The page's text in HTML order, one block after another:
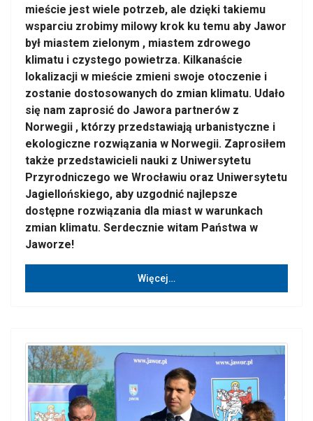
mieście jest wiele potrzeb, ale dzięki takiemu
wsparciu zrobimy milowy krok ku temu aby Jawor
był miastem zielonym , miastem zdrowego
klimatu i czystego powietrza. Kilkanaście
lokalizacji w mieście zmieni swoje otoczenie i
zostanie dostosowanych do zmian klimatu. Udało
się nam zaprosić do Jawora partnerów z
Norwegii , którzy przedstawiają urbanistyczne i
ekologiczne rozwiązania w Norwegii. Zaprosiłem
także przedstawicieli nauki z Uniwersytetu
Przyrodniczego we Wrocławiu oraz Uniwersytetu
Jagiellońskiego, aby uzgodnić najlepsze
dostępne rozwiązania dla miast w warunkach
zmian klimatu. Serdecznie witam Państwa w
Jaworze!
Więcej…